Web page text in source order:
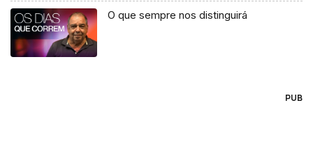
O que sempre nos distinguirá
PUB